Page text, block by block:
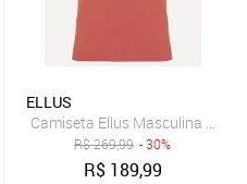
Easa Rosa Escuro
ELLUS
Camiseta Ellus Masculina
R$269,99 - 30%
R$ 189,99